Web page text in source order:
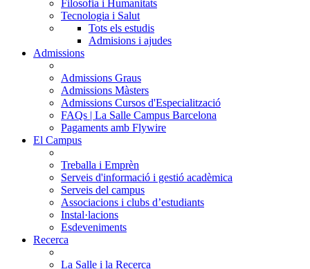
Filosofia i Humanitats
Tecnologia i Salut
Tots els estudis
Admisions i ajudes
Admissions
Admissions Graus
Admissions Màsters
Admissions Cursos d'Especialització
FAQs | La Salle Campus Barcelona
Pagaments amb Flywire
El Campus
Treballa i Emprèn
Serveis d'informació i gestió acadèmica
Serveis del campus
Associacions i clubs d’estudiants
Instal·lacions
Esdeveniments
Recerca
La Salle i la Recerca